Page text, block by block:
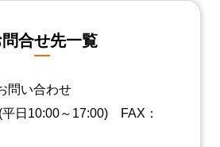
合せ先一覧
問い合わせ
(平日10:00～17:00) FAX：